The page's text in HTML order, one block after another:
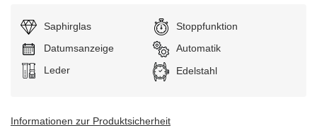
Saphirglas
Stoppfunktion
Datumsanzeige
Uhrwerk:
Automatik
Armband:
Leder Gehäuse:
Edelstahl
Informationen zur Produktsicherheit